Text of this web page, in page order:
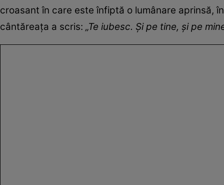
croasant în care este înfiptă o lumânare aprinsă,
cântăreața a scris: „Te iubesc. Și pe tine, și pe